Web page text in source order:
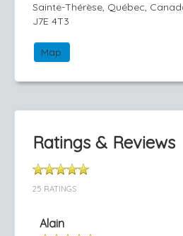
Sainte-Thérèse, Québec,
J7E 4T3
Map
Ratings & Reviews
25 RATINGS
Alain